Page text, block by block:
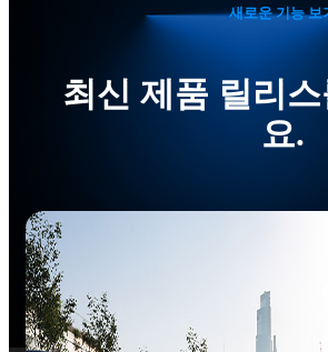
최신 제품 릴리
요.
새로운 기능 보